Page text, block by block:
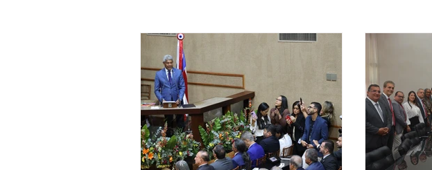
Movimentos Sociais Notícias Novidades
Saúde Projetos de Lei Política Lula
Indicação Água Agricultura Familiar